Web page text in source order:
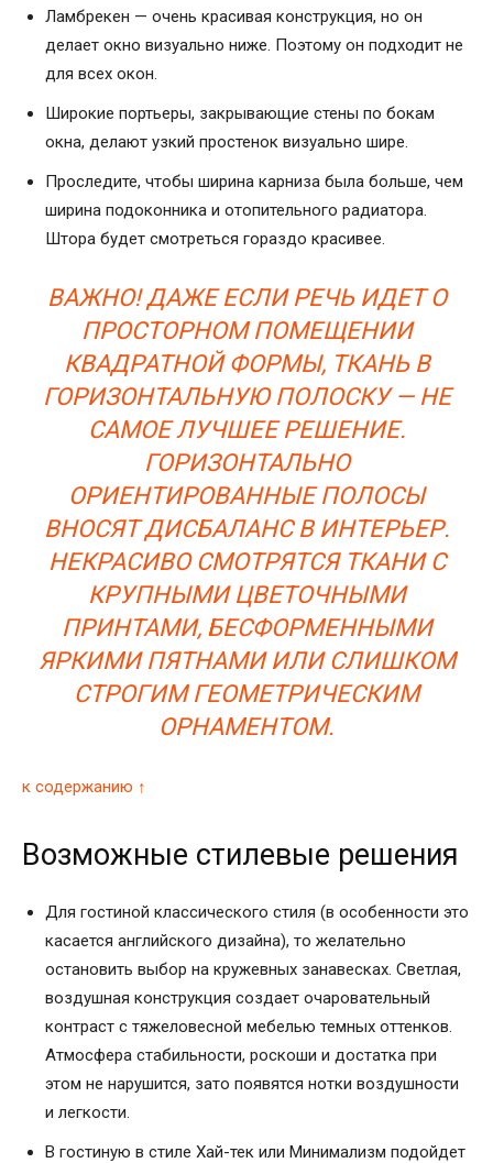
Ламбрекен — очень красивая конструкция, но он
делает окно визуально ниже. Поэтому он подходит не
для всех окон.
Широкие портьеры, закрывающие стены по бокам
окна, делают узкий простенок визуально шире.
Проследите, чтобы ширина карниза была больше, чем
ширина подоконника и отопительного радиатора.
Штора будет смотреться гораздо красивее.
ВАЖНО! ДАЖЕ ЕСЛИ РЕЧЬ ИДЕТ О
ПРОСТОРНОМ ПОМЕЩЕНИИ
КВАДРАТНОЙ ФОРМЫ, ТКАНЬ В
ГОРИЗОНТАЛЬНУЮ ПОЛОСКУ — НЕ
САМОЕ ЛУЧШЕЕ РЕШЕНИЕ.
ГОРИЗОНТАЛЬНО
ОРИЕНТИРОВАННЫЕ ПОЛОСЫ
ВНОСЯТ ДИСБАЛАНС В ИНТЕРЬЕР.
НЕКРАСИВО СМОТРЯТСЯ ТКАНИ С
КРУПНЫМИ ЦВЕТОЧНЫМИ
ПРИНТАМИ, БЕСФОРМЕННЫМИ
ЯРКИМИ ПЯТНАМИ ИЛИ СЛИШКОМ
СТРОГИМ ГЕОМЕТРИЧЕСКИМ
ОРНАМЕНТОМ.
к содержанию ↑
Возможные стилевые решения
Для гостиной классического стиля (в особенности это
касается английского дизайна), то желательно
остановить выбор на кружевных занавесках. Светлая,
воздушная конструкция создает очаровательный
контраст с тяжеловесной мебелью темных оттенков.
Атмосфера стабильности, роскоши и достатка при
этом не нарушится, зато появятся нотки воздушности
и легкости.
В гостиную в стиле Хай-тек или Минимализм подойдет